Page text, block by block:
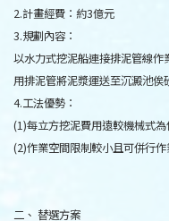
2.計畫經費：約3億元
3.規劃內容：
以水力式挖泥船連接排泥管線
用排泥管將泥漿運送至沉澱池俟
4.工法優勢：
(1)每立方挖泥費用遠較機械式為
(2)作業空間限制較小且可併行作
二、 替選方案